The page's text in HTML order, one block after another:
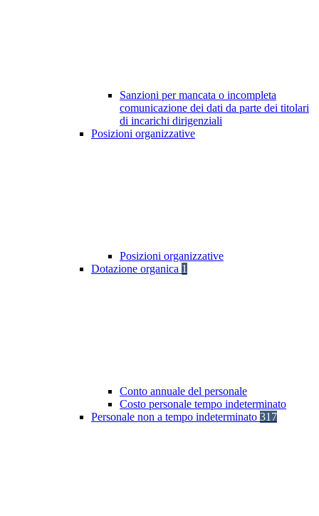
Sanzioni per mancata o incompleta
comunicazione dei dati da parte dei titolari
di incarichi dirigenziali
Posizioni organizzative
Posizioni organizzative
Dotazione organica 1
Conto annuale del personale
Costo personale tempo indeterminato
Personale non a tempo indeterminato 317